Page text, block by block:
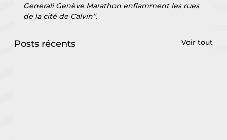
Generali Genève Marathon enflamment les rues
de la cité de Calvin”.
Posts récents Voir tout